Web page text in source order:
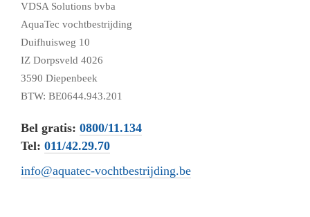
VDSA Solutions bvba
AquaTec vochtbestrijding
Duifhuisweg 10
IZ Dorpsveld 4026
3590 Diepenbeek
BTW: BE0644.943.201
Bel gratis: 0800/11.134
Tel: 011/42.29.70
info@aquatec-vochtbestrijding.be